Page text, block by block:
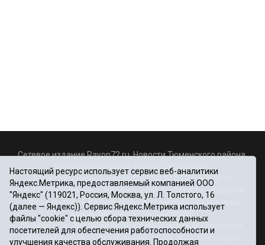
Сетевое издание Rayon72.ru. Новости Тюменского района.
Rayon72@yandex.ru
Регистрационный номер СМИ Эл № ФС77-67956 от
06.12.2016г., выдано Федеральной службой по надзору в
сфере связи, информационных технологий и массовых
коммуникаций (Роскомнадзор)
Учредитель: Автономная некоммерческая организация
«Информационно-издательский центр «Красное знамя».
Настоящий ресурс использует сервис веб-аналитики
Яндекс.Метрика, предоставляемый компанией ООО
"Яндекс" (119021, Россия, Москва, ул. Л. Толстого, 16
(далее — Яндекс)). Сервис Яндекс.Метрика использует
файлы "cookie" с целью сбора технических данных
посетителей для обеспечения работоспособности и
улучшения качества обслуживания. Продолжая